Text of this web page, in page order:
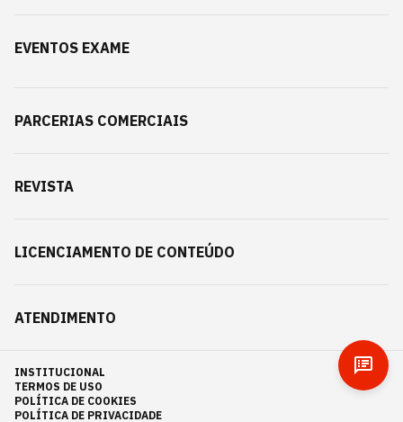
EVENTOS EXAME
PARCERIAS COMERCIAIS
REVISTA
LICENCIAMENTO DE CONTEÚDO
ATENDIMENTO
INSTITUCIONAL
TERMOS DE USO
POLÍTICA DE COOKIES
POLÍTICA DE PRIVACIDADE